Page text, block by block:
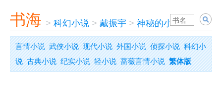
书海 > 科幻小说 > 戴振宇 > 神秘的小行星
言情小说 武侠小说 现代小说 外国小说 侦探小说 科幻小
说 古典小说 纪实小说 轻小说 蔷薇言情小说 繁体版